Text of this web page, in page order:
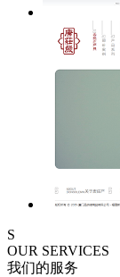
S
OUR SERVICES
我们的服务